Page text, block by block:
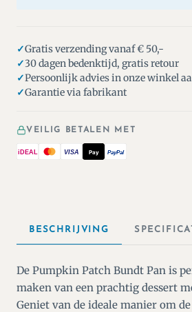
Gratis verzending vanaf € 50,-
30 dagen bedenktijd, gratis retour
Persoonlijk advies in onze winkel
Garantie via fabrikant
VEILIG BETALEN MET
iDEAL VISA Pay PayPal
BESCHRIJVING
De Pumpkin Patch Bundt Pan is
maken van een prachtig dessert
Geniet van de ideale manier om